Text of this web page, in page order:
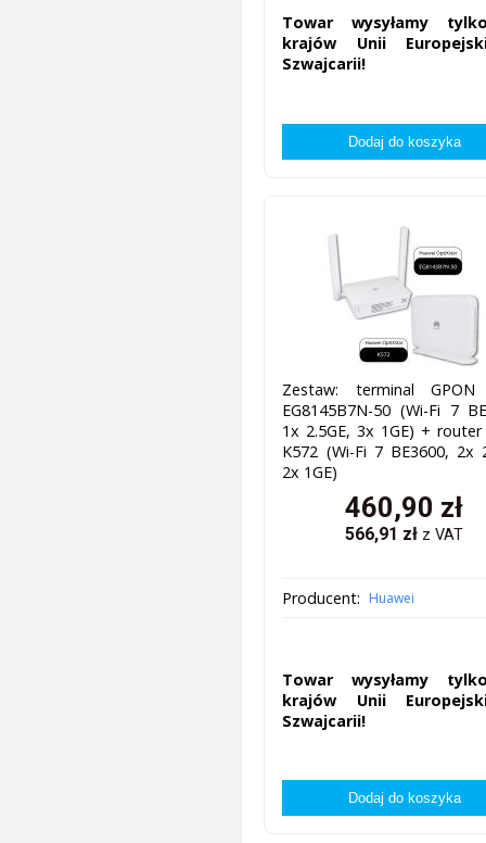
Towar wysyłamy
krajów Unii
Szwajcarii!
Zestaw: terminal GPON
EG8145B7N-50 (Wi-Fi 7
1x 2.5GE, 3x 1GE) +
K572 (Wi-Fi 7 BE3600, 2x
2x 1GE)
460,90 zł
566,91 zł z VAT
Producent: Huawei
Towar wysyłamy
krajów Unii
Szwajcarii!